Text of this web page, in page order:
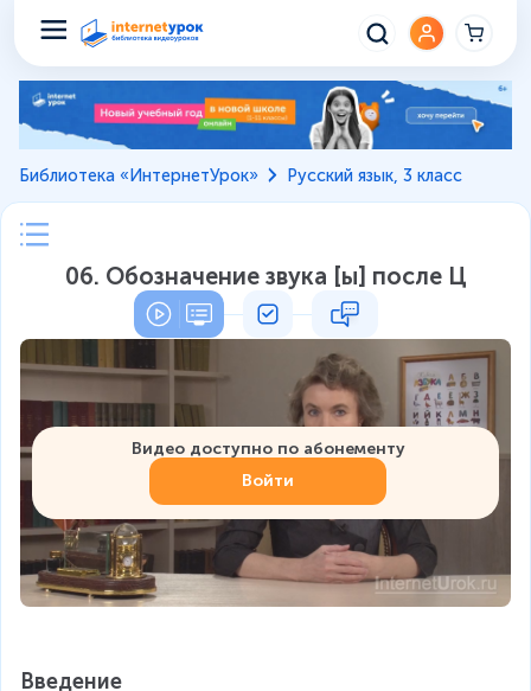
Библиотека «ИнтернетУрок» Русский язык, 3 класс
06. Обозначение звука [ы] после Ц
Видео доступно по абонементу
Войти
Введение